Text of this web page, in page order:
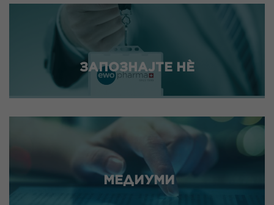
ЗАПОЗНАЈТЕ НÈ
МЕДИУМИ